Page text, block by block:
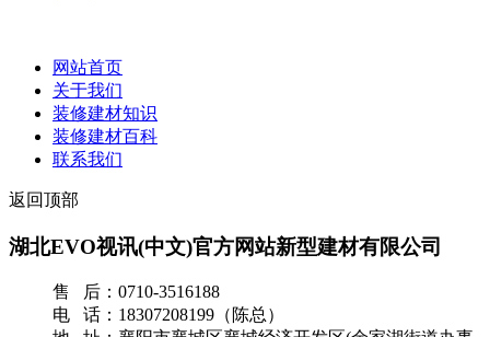
网站首页
关于我们
装修建材知识
装修建材百科
联系我们
返回顶部
湖北EVO视讯(中文)官方网站新型建材有限公司
售 后：0710-3516188
电 话：18307208199（陈总）